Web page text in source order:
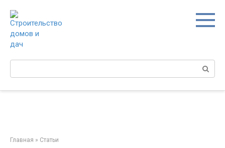
контенту
Главная » Статьи